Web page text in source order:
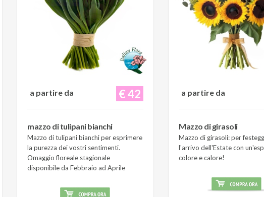
€ 42
a partire da
mazzo di tulipani bianchi
Mazzo di tulipani bianchi per esprimere
la purezza dei vostri sentimenti.
Omaggio floreale stagionale
disponibile da Febbraio ad Aprile
a partire da
Mazzo di girasoli
Mazzo di girasoli: per
l'arrivo dell'Estate con
colore e calore!